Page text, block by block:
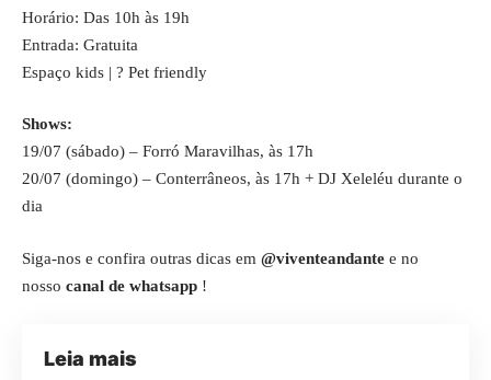
Horário: Das 10h às 19h
Entrada: Gratuita
Espaço kids | ? Pet friendly
Shows:
19/07 (sábado) – Forró Maravilhas, às 17h
20/07 (domingo) – Conterrâneos, às 17h + DJ Xeleléu durante o
dia
Siga-nos e confira outras dicas em @viventeandante e no
nosso canal de whatsapp !
Leia mais